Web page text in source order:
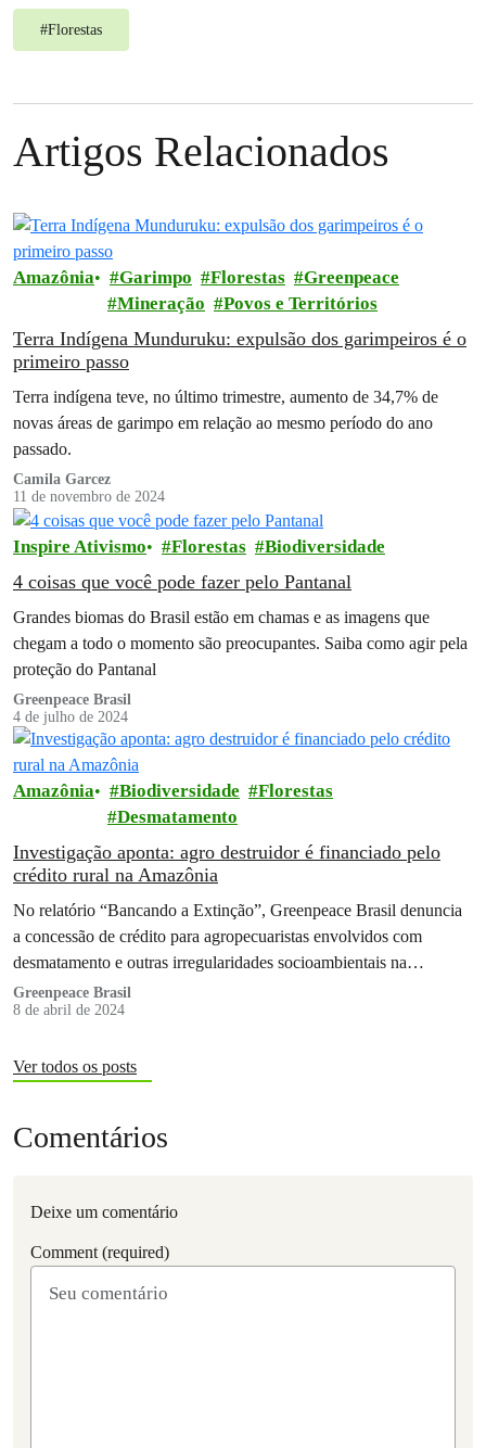
#Florestas
Artigos Relacionados
Amazônia Garimpo Florestas
Greenpeace
Mineração
Povos e Territórios
Terra Indígena Munduruku: expulsão dos garimpeiros é o
primeiro passo
Terra indígena teve, no último trimestre, aumento de 34,7% de
novas áreas de garimpo em relação ao mesmo período do ano
passado.
Camila Garcez
11 de novembro de 2024
Inspire Ativismo Florestas Biodiversidade
4 coisas que você pode fazer pelo Pantanal
Grandes biomas do Brasil estão em chamas e as imagens que
chegam a todo o momento são preocupantes. Saiba como agir pela
proteção do Pantanal
Greenpeace Brasil
4 de julho de 2024
Amazônia Biodiversidade
Florestas
Desmatamento
Investigação aponta: agro destruidor é financiado pelo
crédito rural na Amazônia
No relatório “Bancando a Extinção”, Greenpeace Brasil denuncia
a concessão de crédito para agropecuaristas envolvidos com
desmatamento e outras irregularidades socioambientais na
Amazônia
Greenpeace Brasil
8 de abril de 2024
Ver todos os posts
Comentários
Deixe um comentário
Comment (required)